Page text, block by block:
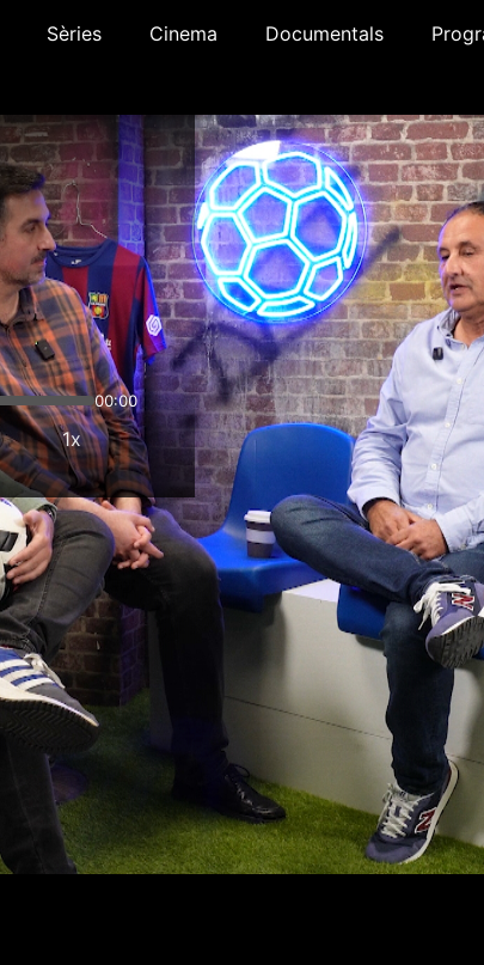
Sèries Cinema Documentals
00:00
1x